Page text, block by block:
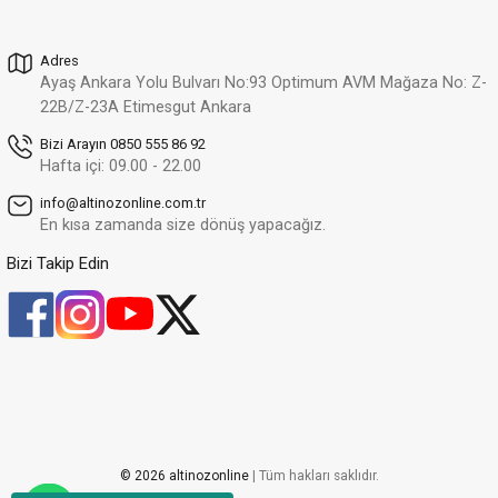
%35 Altınöz Mücevherat
Elmas Zümrüt Taşlı Rose Altın Yüzük
106.846,78 TL
Altınöz Mücevherat
Elmas Yakut Taşlı Rose Altın Yüzük
41.761,19 TL
%35 Altınöz Mücevherat
Elmas Zümrüt Taşlı Rose Altın Yüzük
142.773,30 TL
Adres
Ayaş Ankara Yolu Bulvarı No:93 Optimum AVM Mağaza No: Z-
22B/Z-23A Etimesgut Ankara
Bizi Arayın 0850 555 86 92
Hafta içi: 09.00 - 22.00
info@altinozonline.com.tr
En kısa zamanda size dönüş yapacağız.
Bizi Takip Edin
© 2026 altinozonline | Tüm hakları saklıdır.